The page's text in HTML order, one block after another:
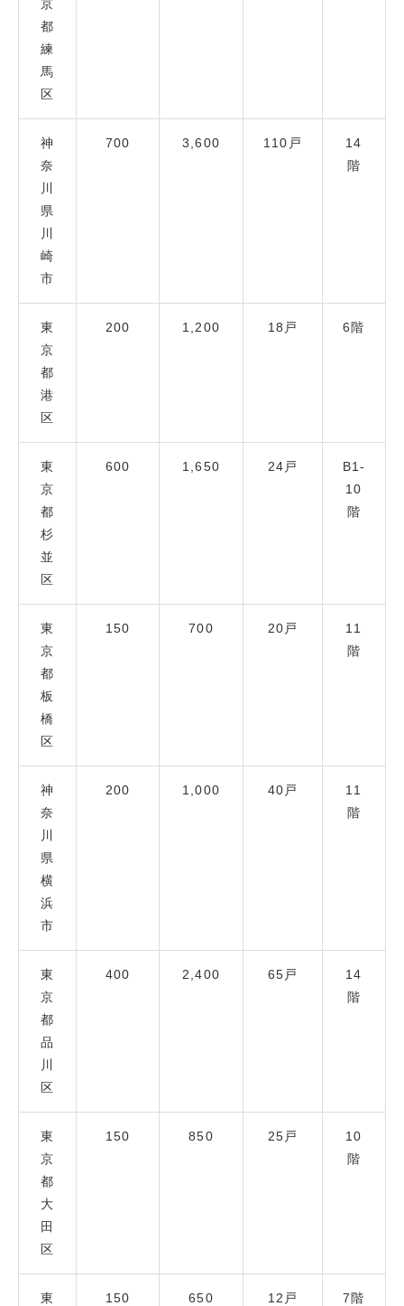
京
都
練
馬
区
神
奈
川
県
川
崎
市
700 3,600 110戸
14
階
東
京
都
港
区
200 1,200 18戸 6階
東
京
都
杉
並
区
600 1,650 24戸
B1-
10
階
東
京
都
板
橋
区
150 700 20戸
11
階
神
奈
川
県
横
浜
市
200 1,000 40戸
11
階
東
京
都
品
川
区
400 2,400 65戸
14
階
東
京
都
大
田
区
150 850 25戸
10
階
東
150 650 12戸 7階